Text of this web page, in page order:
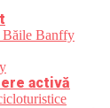
Băile Banffy
activă